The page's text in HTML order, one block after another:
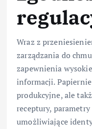
Wraz z
zarządzania do
zapewnienia
informacji.
produkcyjne, ale
receptury,
umożliwiające